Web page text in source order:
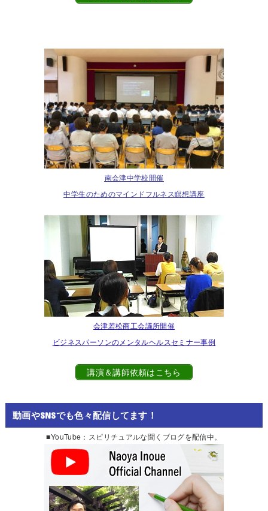
南会津中学校開催
中学生のためのマインドフルネス瞑想講座
会津若松商工会議所開催
ビジネスパーソンのメンタルヘルスセミナー事例
講演＆講師依頼はこちら
動画やSNSでも色々配信してます！
■YouTube：スピリチュアルな聞くブログを配信中。